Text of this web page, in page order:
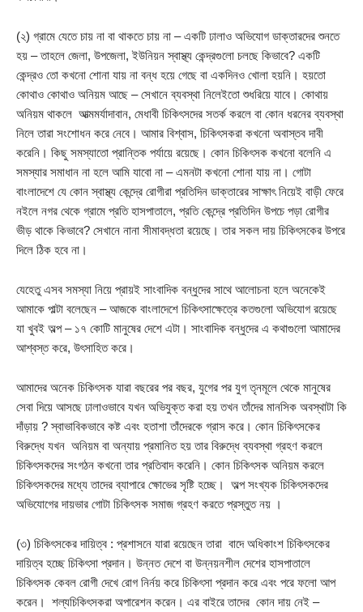
(২) গ্রামে যেতে চায় না বা থাকতে চায় না – একটি ঢালাও অভিযোগ ডাক্তারদের শুনতে
হয় – তাহলে জেলা, উপজেলা, ইউনিয়ন স্বাস্থ্য কেন্দ্রগুলো চলছে কিভাবে? একটি
কেন্দ্রও তো কখনো শোনা যায় না বন্ধ হয়ে গেছে বা একদিনও খোলা হয়নি। হয়তো
কোথাও কোথাও অনিয়ম আছে – সেখানে ব্যবস্থা নিলেইতো শুধরিয়ে যাবে। কোথায়
অনিয়ম থাকলে আত্মমর্যাদাবান, মেধাবী চিকিৎসদের সতর্ক করলে বা কোন ধরনের ব্যবস্থা
নিলে তারা সংশোধন করে নেবে। আমার বিশ্বাস, চিকিৎসকরা কখনো অবাস্তব দাবী
করেনি। কিছু সমস্যাতো প্রান্তিক পর্যায়ে রয়েছে। কোন চিকিৎসক কখনো বলেনি এ
সমস্যার সমাধান না হলে আমি যাবো না – এমনটা কখনো শোনা যায় না। গোটা
বাংলাদেশে যে কোন স্বাস্থ্য কেন্দ্রে রোগীরা প্রতিদিন ডাক্তারের সাক্ষাৎ নিয়েই বাড়ী ফেরে
নইলে নগর থেকে গ্রামে প্রতি হাসপাতালে, প্রতি কেন্দ্রে প্রতিদিন উপচে পড়া রোগীর
ভীড় থাকে কিভাবে? সেখানে নানা সীমাবদ্ধতা রয়েছে। তার সকল দায় চিকিৎসকের উপরে
দিলে ঠিক হবে না।
যেহেতু এসব সমস্যা নিয়ে প্রায়ই সাংবাদিক বন্ধুদের সাথে আলোচনা হলে অনেকেই
আমাকে পাল্টা বলেছেন – আজকে বাংলাদেশে চিকিৎসাক্ষেত্রে কতগুলো অভিযোগ রয়েছে
যা খুবই অল্প – ১৭ কোটি মানুষের দেশে এটা। সাংবাদিক বন্ধুদের এ কথাগুলো আমাদের
আশ্বস্ত করে, উৎসাহিত করে।
আমাদের অনেক চিকিৎসক যারা বছরের পর বছর, যুগের পর যুগ তৃনমূলে থেকে মানুষের
সেবা দিয়ে আসছে ঢালাওভাবে যখন অভিযুক্ত করা হয় তখন তাঁদের মানসিক অবস্থাটা কি
দাঁড়ায় ? স্বাভাবিকভাবে কষ্ট এবং হতাশা তাঁদেরকে গ্রাস করে। কোন চিকিৎসকের
বিরুদ্ধে যখন অনিয়ম বা অন্যায় প্রমানিত হয় তার বিরুদ্ধে ব্যবস্থা গ্রহণ করলে
চিকিৎসকদের সংগঠন কখনো তার প্রতিবাদ করেনি। কোন চিকিৎসক অনিয়ম করলে
চিকিৎসকদের মধ্যে তাদের ব্যাপারে ক্ষোভের সৃষ্টি হচ্ছে। অল্প সংখ্যক চিকিৎসকদের
অভিযোগের দায়ভার গোটা চিকিৎসক সমাজ গ্রহণ করতে প্রস্তুত নয় ।
(৩) চিকিৎসকের দায়িত্ব : প্রশাসনে যারা রয়েছেন তারা বাদে অধিকাংশ চিকিৎসকের
দায়িত্ব হচ্ছে চিকিৎসা প্রদান। উন্নত দেশে বা উন্নয়নশীল দেশের হাসপাতালে
চিকিৎসক কেবল রোগী দেখে রোগ নির্নয় করে চিকিৎসা প্রদান করে এবং পরে ফলো আপ
করেন। শল্যচিকিৎসকরা অপারেশন করেন। এর বাইরে তাদের কোন দায় নেই –